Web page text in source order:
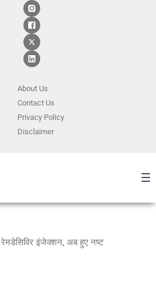
About Us
ContactUs
Privacy Policy
Disclaimer
इंजेक्शन, अब हुए नष्ट